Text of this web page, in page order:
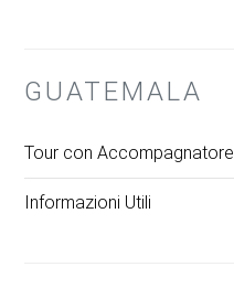
GUATEMALA
Tour con Accompagnatore
Informazioni Utili